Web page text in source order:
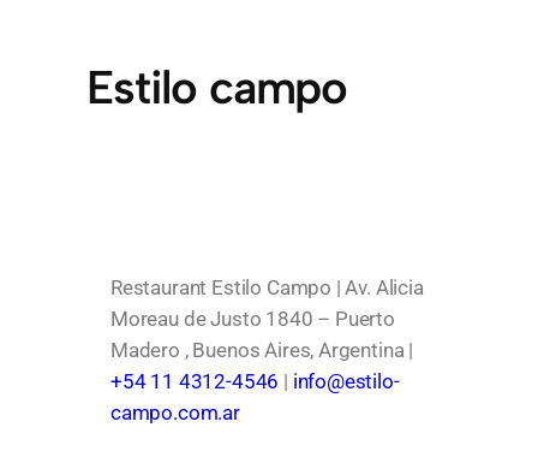
Estilo campo
Restaurant Estilo Campo | Av. Alicia
Moreau de Justo 1840 – Puerto
Madero , Buenos Aires, Argentina |
+54 11 4312-4546 | info@estilo-
campo.com.ar